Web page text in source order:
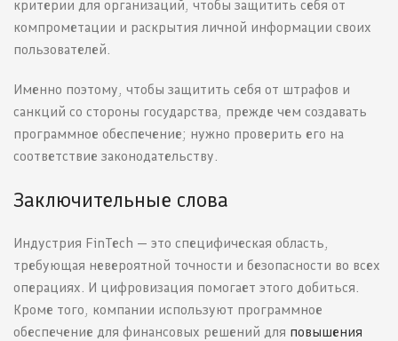
критерии для организаций, чтобы защитить себя от
компрометации и раскрытия личной информации своих
пользователей.
Именно поэтому, чтобы защитить себя от штрафов и
санкций со стороны государства, прежде чем создавать
программное обеспечение; нужно проверить его на
соответствие законодательству.
Заключительные слова
Индустрия FinTech — это специфическая область,
требующая невероятной точности и безопасности во всех
операциях. И цифровизация помогает этого добиться.
Кроме того, компании используют программное
обеспечение для финансовых решений для повышения